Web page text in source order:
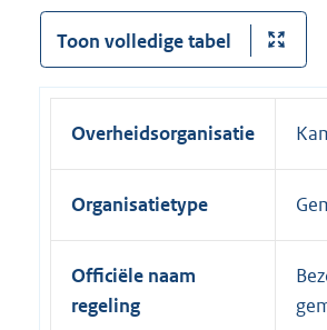
Toon volledige tabel
Overheidsorganisatie
Organisatietype
Officiële naam
regeling